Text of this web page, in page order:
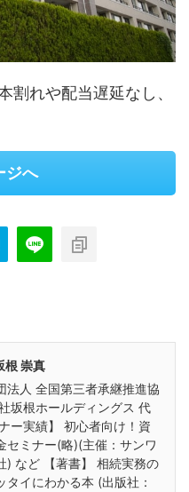
割れや配当遅延なし、
ジへ
根 崇真
法人 全国第三者承継推進協
坂根ホールディングス 代
ー実績】 初心者向け！資
セミナー(略)(主催：サンワ
) など 【著書】 相続実務の
タイにわかる本 (出版社：